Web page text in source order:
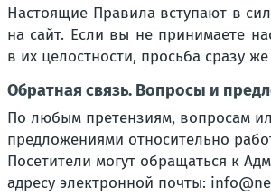
Настоящие Правила вступают в
на сайт. Если вы не принимаете
в их целостности, просьба сразу
Обратная связь. Вопросы и
По любым претензиям, вопросам
предложениями относительно
Посетители могут обращаться к
адресу электронной почты: